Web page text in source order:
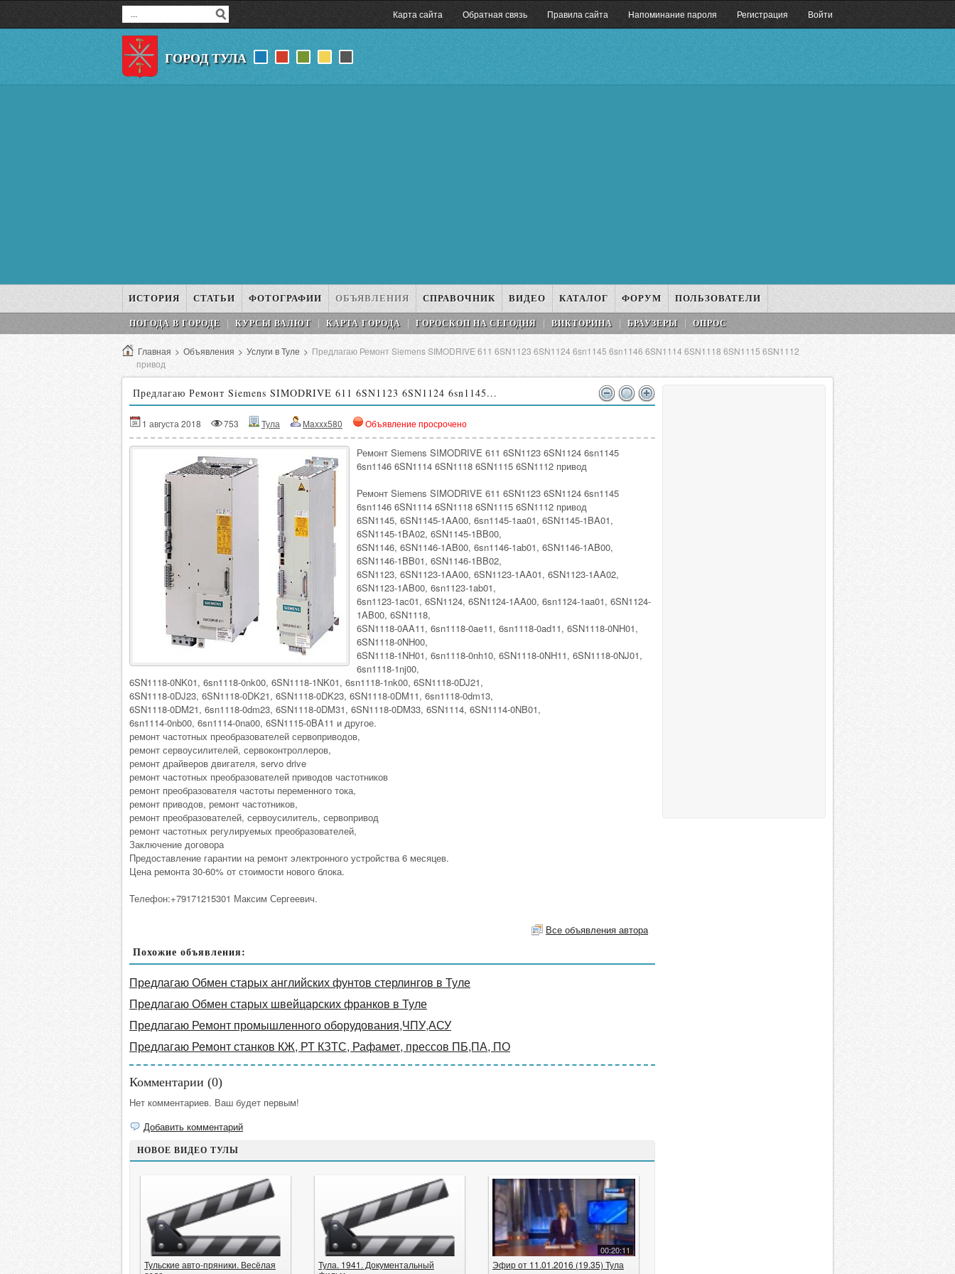
Карта сайта Обратная связь Правила сайта Напоминание пароля Регистрация Войти
ГОРОД ТУЛА
ИСТОРИЯ СТАТЬИ ФОТОГРАФИИ ОБЪЯВЛЕНИЯ СПРАВОЧНИК ВИДЕО КАТАЛОГ ФОРУМ ПОЛЬЗОВАТЕЛИ
ПОГОДА В ГОРОДЕ КУРСЫ ВАЛЮТ КАРТА ГОРОДА ГОРОСКОП НA СEГОДНЯ ВИКТОРИНА БРАУЗЕРЫ ОПРОС
Главная > Объявления > Услуги в Туле > Предлагаю Ремонт Siemens SIMODRIVE 611 6SN1123 6SN1124 6sn1145 6sn1146 6SN1114 6SN1118 6SN1115 6SN1112
привод
Предлагаю Ремонт Siemens SIMODRIVE 611 6SN1123 6SN1124 6sn1145...
1 августа 2018 753 Тула Maxxx580 Объявление просрочено
Ремонт Siemens SIMODRIVE 611 6SN1123 6SN1124 6sn1145
6sn1146 6SN1114 6SN1118 6SN1115 6SN1112 привод
Ремонт Siemens SIMODRIVE 611 6SN1123 6SN1124 6sn1145
6sn1146 6SN1114 6SN1118 6SN1115 6SN1112 привод
6SN1145, 6SN1145-1AA00, 6sn1145-1aa01, 6SN1145-1BA01,
6SN1145-1BA02, 6SN1145-1BB00,
6SN1146, 6SN1146-1AB00, 6sn1146-1ab01, 6SN1146-1AB00,
6SN1146-1BB01, 6SN1146-1BB02,
6SN1123, 6SN1123-1AA00, 6SN1123-1AA01, 6SN1123-1AA02,
6SN1123-1AB00, 6sn1123-1ab01,
6sn1123-1ac01, 6SN1124, 6SN1124-1AA00, 6sn1124-1aa01, 6SN1124-
1AB00, 6SN1118,
6SN1118-0AA11, 6sn1118-0ae11, 6sn1118-0ad11, 6SN1118-0NH01,
6SN1118-0NH00,
6SN1118-1NH01, 6sn1118-0nh10, 6SN1118-0NH11, 6SN1118-0NJ01,
6sn1118-1nj00,
6SN1118-0NK01, 6sn1118-0nk00, 6SN1118-1NK01, 6sn1118-1nk00, 6SN1118-0DJ21,
6SN1118-0DJ23, 6SN1118-0DK21, 6SN1118-0DK23, 6SN1118-0DM11, 6sn1118-0dm13,
6SN1118-0DM21, 6sn1118-0dm23, 6SN1118-0DM31, 6SN1118-0DM33, 6SN1114, 6SN1114-0NB01,
6sn1114-0nb00, 6sn1114-0na00, 6SN1115-0BA11 и другое.
ремонт частотных преобразователей сервоприводов,
ремонт сервоусилителей, сервоконтроллеров,
ремонт драйверов двигателя, servo drive
ремонт частотных преобразователей приводов частотников
ремонт преобразователя частоты переменного тока,
ремонт приводов, ремонт частотников,
ремонт преобразователей, сервоусилитель, сервопривод
ремонт частотных регулируемых преобразователей,
Заключение договора
Предоставление гарантии на ремонт электронного устройства 6 месяцев.
Цена ремонта 30-60% от стоимости нового блока.
Телефон:+79171215301 Максим Сергеевич.
Все объявления автора
Похожие объявления:
Предлагаю Обмен старых английских фунтов стерлингов в Туле
Предлагаю Обмен старых швейцарских франков в Туле
Предлагаю Ремонт промышленного оборудования,ЧПУ,АСУ
Предлагаю Ремонт станков КЖ, РТ КЗТС, Рафамет, прессов ПБ,ПА, ПО
Комментарии (0)
Нет комментариев. Ваш будет первым!
Добавить комментарий
НОВОЕ ВИДЕО ТУЛЫ
Тульские авто-пряники. Весёлая
Тула. 1941. Документальный
00:20:11
Эфир от 11.01.2016 (19.35) Тула